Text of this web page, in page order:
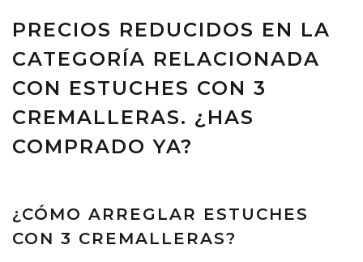
PRECIOS REDUCIDOS EN LA
CATEGORÍA RELACIONADA
CON ESTUCHES CON 3
CREMALLERAS. ¿HAS
COMPRADO YA?
¿CÓMO ARREGLAR ESTUCHES
CON 3 CREMALLERAS?